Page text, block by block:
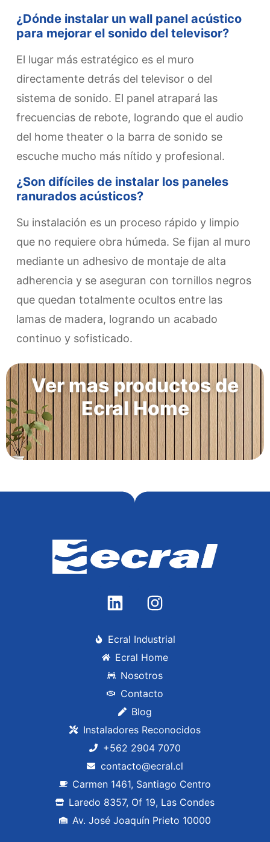
¿Dónde instalar un wall panel acústico
para mejorar el sonido del televisor?
El lugar más estratégico es el muro
directamente detrás del televisor o del
sistema de sonido. El panel atrapará las
frecuencias de rebote, logrando que el audio
del home theater o la barra de sonido se
escuche mucho más nítido y profesional.
¿Son difíciles de instalar los paneles
ranurados acústicos?
Su instalación es un proceso rápido y limpio
que no requiere obra húmeda. Se fijan al muro
mediante un adhesivo de montaje de alta
adherencia y se aseguran con tornillos negros
que quedan totalmente ocultos entre las
lamas de madera, logrando un acabado
continuo y sofisticado.
Ver mas productos de
Ecral Home
Ecral Industrial
Ecral Home
Nosotros
Contacto
Blog
Instaladores Reconocidos
+562 2904 7070
contacto@ecral.cl
Carmen 1461, Santiago Centro
Laredo 8357, Of 19, Las Condes
Av. José Joaquín Prieto 10000